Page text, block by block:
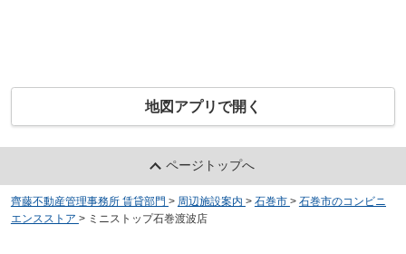
地図アプリで開く
ページトップへ
齊藤不動産管理事務所 賃貸部門 > 周辺施設案内 > 石巻市 > 石巻市のコンビニ
エンスストア > ミニストップ石巻渡波店